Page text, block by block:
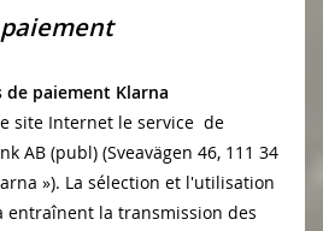
paiement
paiement Klarna
site Internet le service de
AB (publ) (Sveavägen 46, 111 34
»). La sélection et l'utilisation
entraînent la transmission des